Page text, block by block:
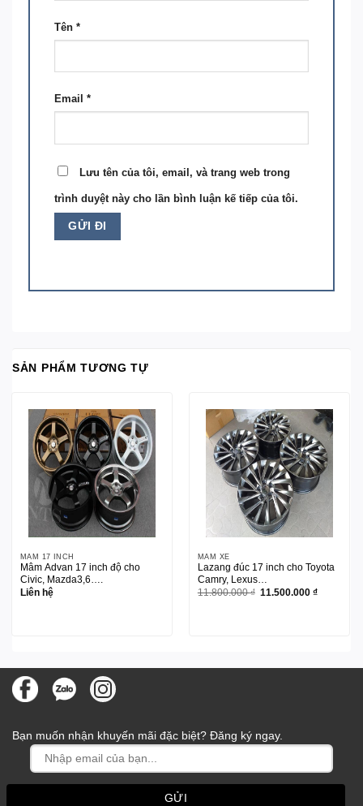
Tên *
Email *
Lưu tên của tôi, email, và trang web trong
trình duyệt này cho lần bình luận kế tiếp của tôi.
SẢN PHẨM TƯƠNG TỰ
MÂM 17 INCH
Mâm Advan 17 inch độ cho
Civic, Mazda3,6….
Liên hệ
MÂM XE
Lazang đúc 17 inch cho Toyota
Camry, Lexus…
11.800.000₫ Giá
11.500.000₫Giá
Bạn muốn nhận khuyến mãi đặc biệt? Đăng ký ngay.